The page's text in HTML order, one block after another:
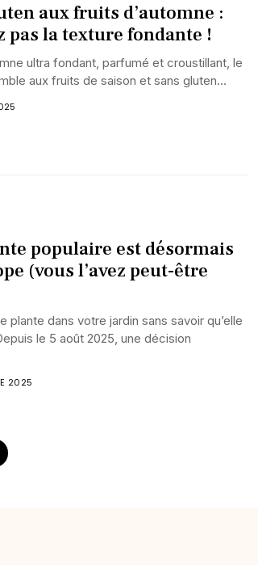
aux fruits d’automne :
pas la texture fondante !
ultra fondant, parfumé et croustillant, le
aux fruits de saison et sans gluten...
populaire est désormais
(vous l’avez peut-être
dans votre jardin sans savoir qu’elle
le 5 août 2025, une décision
2025